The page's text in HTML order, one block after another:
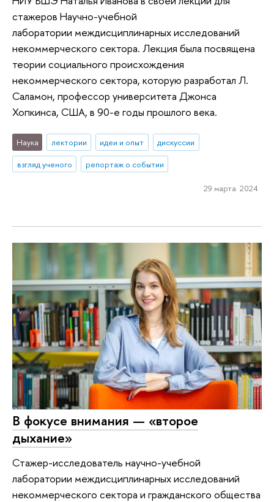
стажеров Научно-учебной
лаборатории междисциплинарных исследований
некоммерческого сектора. Лекция была посвящена
теории социального происхождения
некоммерческого сектора, которую разработал Л.
Саламон, профессор университета Джонса
Хопкинса, США, в 90-е годы прошлого века.
Наука лектории идеи и опыт
дискуссии
взгляд ученого
репортаж о событии
29 марта 2024
В фокусе внимания — «второе
дыхание»
Стажер-исследователь научно-учебной
лаборатории междисциплинарных исследований
некоммерческого сектора и гражданского общества